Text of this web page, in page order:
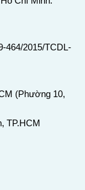
464/2015/TCDL-
(Phường 10,
TP.HCM